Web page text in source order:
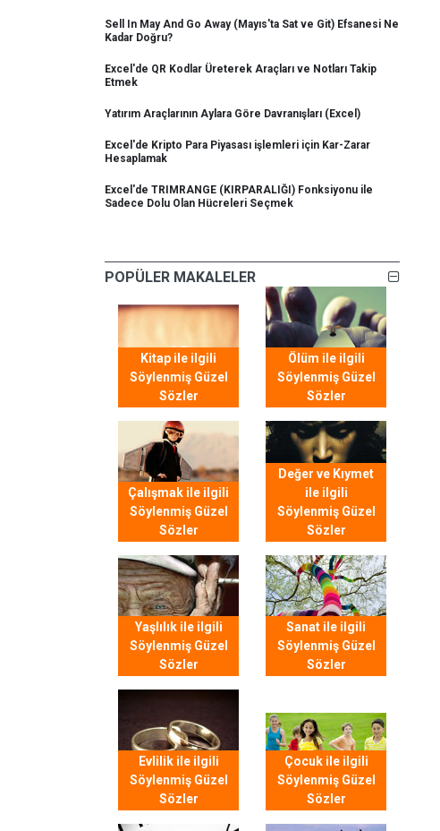
Sell In May And Go Away (Mayıs'ta Sat ve Git) Efsanesi Ne
Kadar Doğru?
Excel'de QR Kodlar Üreterek Araçları ve Notları Takip
Etmek
Yatırım Araçlarının Aylara Göre Davranışları (Excel)
Excel'de Kripto Para Piyasası işlemleri için Kar-Zarar
Hesaplamak
Excel'de TRIMRANGE (KIRPARALIĞI) Fonksiyonu ile
Sadece Dolu Olan Hücreleri Seçmek
POPÜLER MAKALELER
Kitap ile ilgili
Söylenmiş Güzel
Sözler
Ölüm ile ilgili
Söylenmiş Güzel
Sözler
Çalışmak ile ilgili
Söylenmiş Güzel
Sözler
Değer ve Kıymet
ile ilgili
Söylenmiş Güzel
Sözler
Yaşlılık ile ilgili
Söylenmiş Güzel
Sözler
Sanat ile ilgili
Söylenmiş Güzel
Sözler
Evlilik ile ilgili
Söylenmiş Güzel
Sözler
Çocuk ile ilgili
Söylenmiş Güzel
Sözler